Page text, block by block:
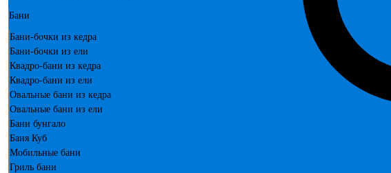
Бани
Бани-бочки из кедра
Бани-бочки из ели
Квадро-бани из кедра
Квадро-бани из ели
Овальные бани из кедра
Овальные бани из ели
Бани бунгало
Баня Куб
Мобильные бани
Гриль бани